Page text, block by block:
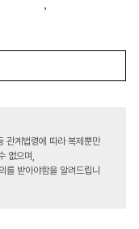
관계법령에 따라 복제뿐만
없으며,
를 받아야함을 알려드립니